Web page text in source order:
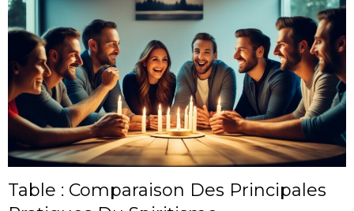
Table : Comparaison Des Principales